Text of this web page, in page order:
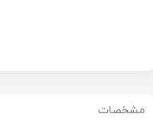
مشخصات